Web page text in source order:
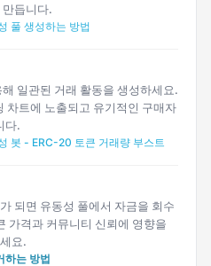
듭니다.
풀 생성하는 방법
일관된 거래 활동을 생성하세요.
차트에 노출되고 유기적인 구매자
다.
봇 - ERC-20 토큰 거래량 부스트
되면 유동성 풀에서 자금을 회수
가격과 커뮤니티 신뢰에 영향을
요.
하는 방법